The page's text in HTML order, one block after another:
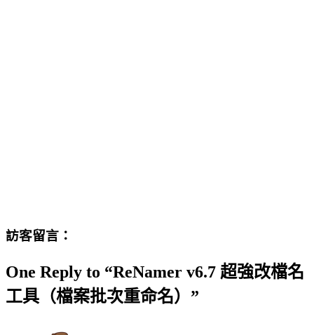
訪客留言：
One Reply to “ReNamer v6.7 超強改檔名
工具（檔案批次重命名）”